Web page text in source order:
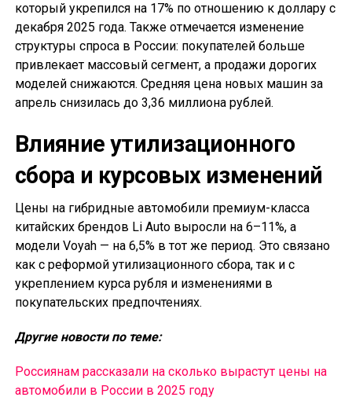
который укрепился на 17% по отношению к доллару с
декабря 2025 года. Также отмечается изменение
структуры спроса в России: покупателей больше
привлекает массовый сегмент, а продажи дорогих
моделей снижаются. Средняя цена новых машин за
апрель снизилась до 3,36 миллиона рублей.
Влияние утилизационного
сбора и курсовых изменений
Цены на гибридные автомобили премиум-класса
китайских брендов Li Auto выросли на 6–11%, а
модели Voyah — на 6,5% в тот же период. Это связано
как с реформой утилизационного сбора, так и с
укреплением курса рубля и изменениями в
покупательских предпочтениях.
Другие новости по теме:
Россиянам рассказали на сколько вырастут цены на
автомобили в России в 2025 году